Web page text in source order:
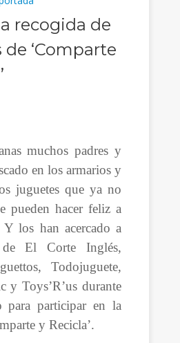
recogida de
‘Comparte
muchos padres y
en los armarios y
juguetes que ya no
pueden hacer feliz a
Y los han acercado a
El Corte Inglés,
Todojuguete,
y Toys’R’us durante
participar en la
y Recicla’.